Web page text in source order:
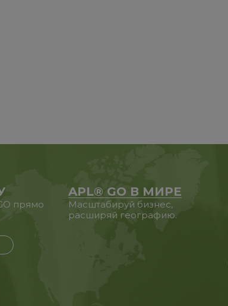
прямо
APL® GO В МИРЕ
Масштабируй бизнес,
расширяй географию.